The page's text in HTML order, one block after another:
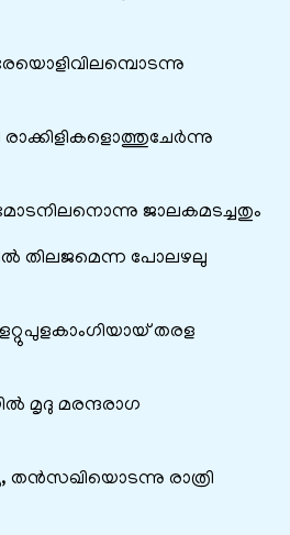
ജാലകമടച്ചതും
തിലജമെന്ന പോലഴലു
തരള
മൃദു മരന്ദരാഗ
തൻസഖിയൊടന്നു രാത്രി